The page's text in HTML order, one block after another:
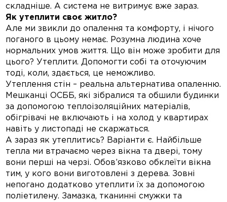
складніше. А система не витримує вже зараз.
Як утеплити своє житло?
Але ми звикли до опалення та комфорту, і нічого
поганого в цьому немає. Розумна людина хоче
нормальних умов життя. Що він може зробити для
цього? Утеплити. Допомогти собі та оточуючим
тоді, коли, здається, це неможливо.
Утеплення стін – реальна альтернатива опаленню.
Мешканці ОСББ, які зібралися та обшили будинки
за допомогою теплоізоляційних матеріалів,
обігрівачі не включають і на холод у квартирах
навіть у листопаді не скаржаться.
А зараз як утеплитись? Варіанти є. Найбільше
тепла ми втрачаємо через вікна та двері, тому
вони перші на черзі. Обов’язково обклеїти вікна
тим, у кого вони виготовлені з дерева. Зовні
непогано додатково утеплити їх за допомогою
поліетилену. Замазка, тканинні смужки та